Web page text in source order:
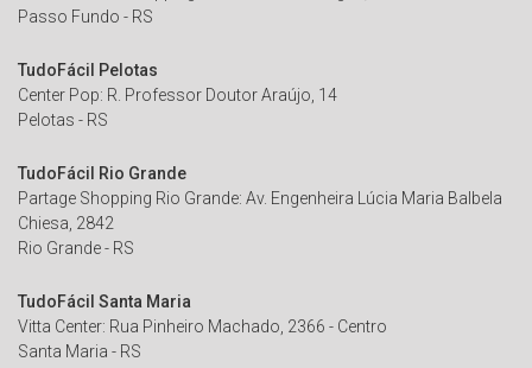
Passo Fundo - RS
TudoFácil Pelotas
Center Pop: R. Professor Doutor Araújo, 14
Pelotas - RS
TudoFácil Rio Grande
Partage Shopping Rio Grande: Av. Engenheira Lúcia Maria Balbela
Chiesa, 2842
Rio Grande - RS
TudoFácil Santa Maria
Vitta Center: Rua Pinheiro Machado, 2366 - Centro
Santa Maria - RS